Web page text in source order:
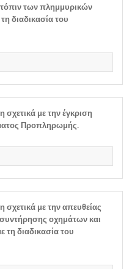
των πλημμυρικών
διαδικασία του
με την έγκριση
Προπληρωμής.
με την απευθείας
οχημάτων και
διαδικασία του